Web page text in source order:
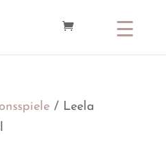
/ Leela